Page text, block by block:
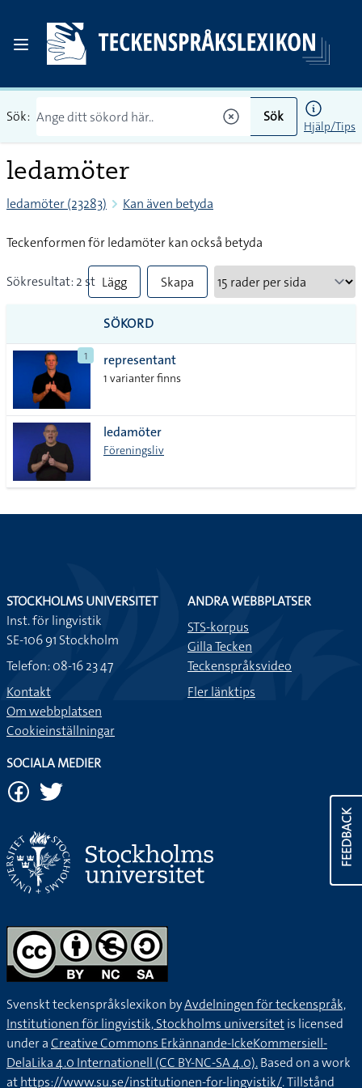
Sök: Sök
Hjälp/Tips
ledamöter
ledamöter (23283) Kan även betyda
Teckenformen för ledamöter kan också betyda
Sökresultat: 2 st Lägg
till
alla i
lista
Skapa
SÖKORD
1 representant
1 varianter finns
ledamöter
Föreningsliv
FEEDBACK
STOCKHOLMS UNIVERSITET
Inst. för lingvistik
SE-106 91 Stockholm
Telefon: 08-16 23 47
Kontakt
Om webbplatsen
Cookieinställningar
ANDRA WEBBPLATSER
STS-korpus
Gilla Tecken
Teckenspråksvideo
Fler länktips
SOCIALA MEDIER
Svenskt teckenspråkslexikon byAvdelningen för teckenspråk,
Institutionen för lingvistik, Stockholms universitetis licensed
under aCreative Commons Erkännande-IckeKommersiell-
DelaLika 4.0 Internationell (CC BY-NC-SA 4.0).Based on a work
athttps://www.su.se/institutionen-for-lingvistik/. Tillstånd